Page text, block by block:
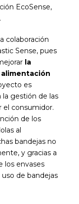
EcoSense,
colaboración
Sense, pues
la
es
la gestión de las
el consumidor.
de los
al
bandejas no
y gracias a
los envases
de bandejas